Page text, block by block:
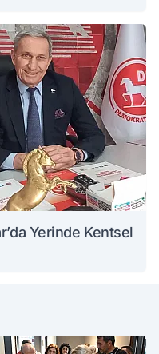
Yerinde Kentsel